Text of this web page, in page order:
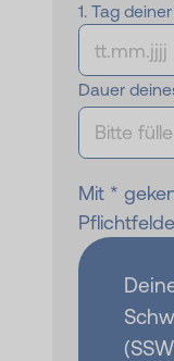
1. Tag
Dauer
Mit *